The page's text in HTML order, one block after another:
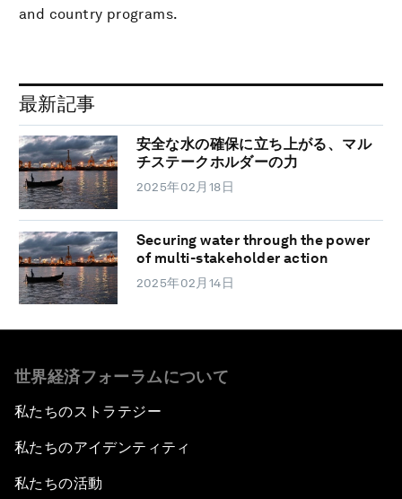
and country programs.
最新記事
安全な水の確保に立ち上がる、マル
チステークホルダーの力
2025年02月18日
Securing water through the power
of multi-stakeholder action
2025年02月14日
世界経済フォーラムについて
私たちのストラテジー
私たちのアイデンティティ
私たちの活動